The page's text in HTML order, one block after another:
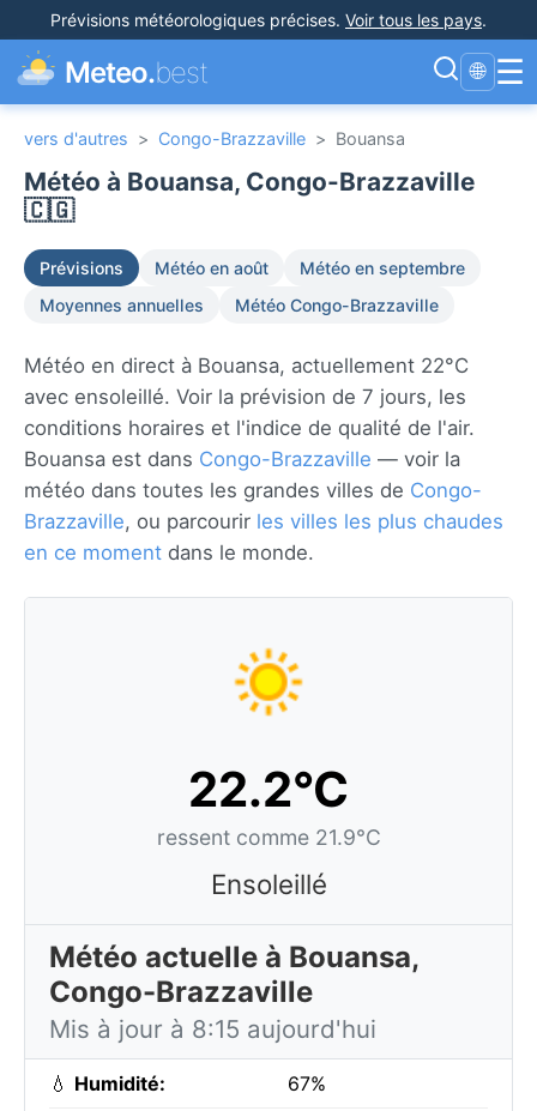
Prévisions météorologiques précises. Voir tous les pays.
Meteo.best 🌐 ☰
vers d'autres > Congo-Brazzaville > Bouansa
Météo à Bouansa, Congo-Brazzaville
🇨🇬
Prévisions Météo en août
Météo en septembre
Moyennes annuelles
Météo Congo-Brazzaville
Météo en direct à Bouansa, actuellement 22°C
avec ensoleillé. Voir la prévision de 7 jours, les
conditions horaires et l'indice de qualité de l'air.
Bouansa est dans Congo-Brazzaville — voir la
météo dans toutes les grandes villes de Congo-
Brazzaville, ou parcourir les villes les plus chaudes
en ce moment dans le monde.
22.2°C
ressent comme 21.9°C
Ensoleillé
Météo actuelle à Bouansa,
Congo-Brazzaville
Mis à jour à 8:15 aujourd'hui
💧 Humidité: 67%